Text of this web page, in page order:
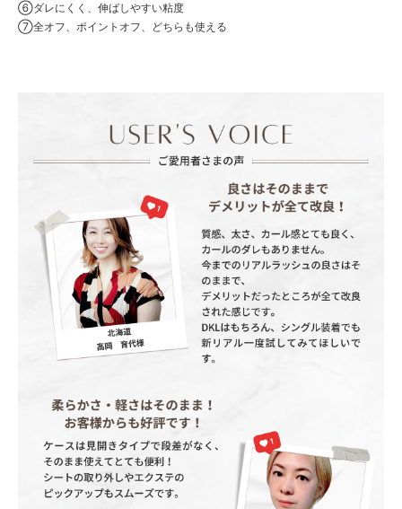
⑥ダレにくく、伸ばしやすい粘度
⑦全オフ、ポイントオフ、どちらも使える